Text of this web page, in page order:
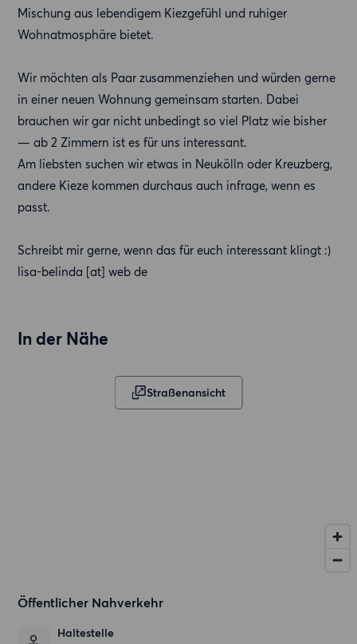
Mischung aus lebendigem Kiezgefühl und ruhiger
Wohnatmosphäre bietet.
Wir möchten als Paar zusammenziehen und würden gerne
in einer neuen Wohnung gemeinsam starten. Dabei
brauchen wir gar nicht unbedingt so viel Platz wie bisher
— ab 2 Zimmern ist es für uns interessant.
Am liebsten suchen wir etwas in Neukölln oder Kreuzberg,
andere Kieze kommen durchaus auch infrage, wenn es
passt.
Schreibt mir gerne, wenn das für euch interessant klingt :)
lisa-belinda [at] web de
In der Nähe
Straßenansicht
Öffentlicher Nahverkehr
Haltestelle